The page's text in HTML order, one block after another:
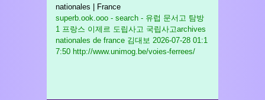
nationales | France
superb.ook.ooo - search - 유럽 문서고 탐방
1 프랑스 이제르 도립사고 국립사고archives
nationales de france 김대보 2026-07-28 01:1
7:50 http://www.unimog.be/voies-ferrees/